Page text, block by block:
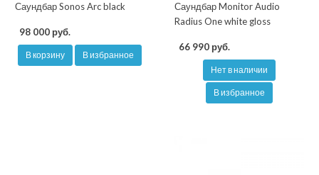
Саундбар Sonos Arc black
98 000 руб.
В корзину В избранное
Саундбар Monitor Audio
Radius One white gloss
66 990 руб.
Нет в наличии
В избранное